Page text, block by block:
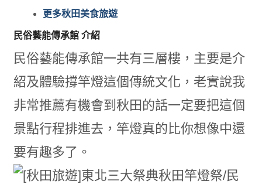
更多秋田美食旅遊
民俗藝能傳承館 介紹
民俗藝能傳承館一共有三層樓，主要是介
紹及體驗撐竿燈這個傳統文化，老實說我
非常推薦有機會到秋田的話一定要把這個
景點行程排進去，竿燈真的比你想像中還
要有趣多了。